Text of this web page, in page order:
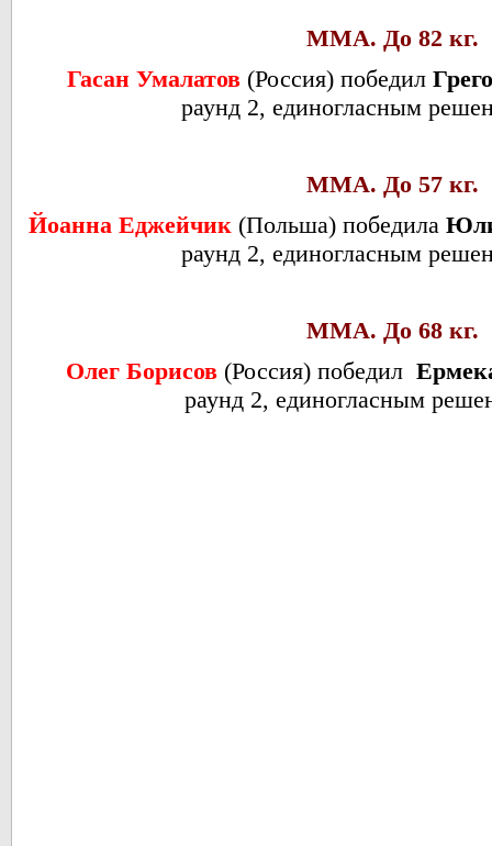
ММА. До 82 кг.
Гасан Умалатов (Россия) победил
раунд 2, единогласным
ММА. До 57 кг.
Йоанна Еджейчик (Польша) победила
раунд 2, единогласным
ММА. До 68 кг.
Олег Борисов (Россия) победил
раунд 2, единогласным